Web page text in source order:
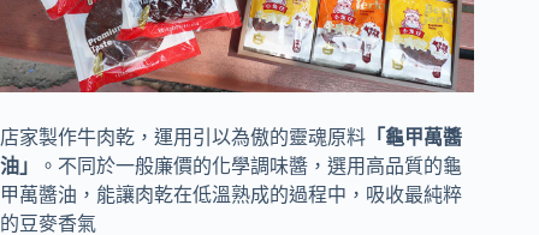
店家製作牛肉乾，運用引以為傲的靈魂原料 「龜甲萬醬
油」
。不同於一般廉價的化學調味醬，選用高品質的龜
甲萬醬油，能讓肉乾在低溫熟成的過程中，吸收最純粹
的豆麥香氣